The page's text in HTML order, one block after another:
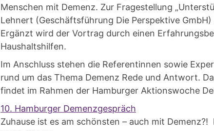
Menschen mit Demenz. Zur Fragestellung
Lehnert (Geschäftsführung Die Perspektive
Ergänzt wird der Vortrag durch einen
Haushaltshilfen.
Im Anschluss stehen die Referentinnen sowie
rund um das Thema Demenz Rede und Antwort.
findet im Rahmen der Hamburger Aktionswoche
10. Hamburger Demenzgespräch
Zuhause ist es am schönsten – auch mit